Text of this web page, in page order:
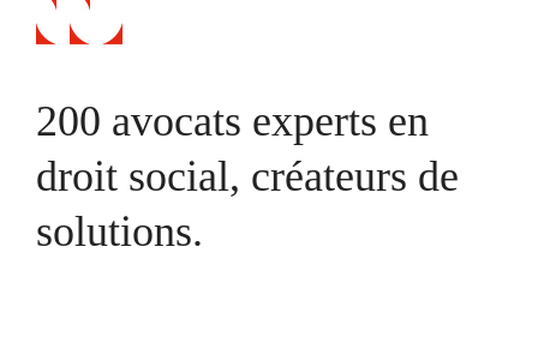
200 avocats experts en
droit social, créateurs de
solutions.